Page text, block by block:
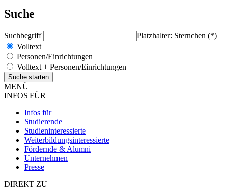
Suche
Suchbegriff
Platzhalter: Sternchen (*)
Volltext
Personen/Einrichtungen
Volltext + Personen/Einrichtungen
MENÜ
INFOS FÜR
Infos für
Studierende
Studieninteressierte
Weiterbildungsinteressierte
Fördernde & Alumni
Unternehmen
Presse
DIREKT ZU